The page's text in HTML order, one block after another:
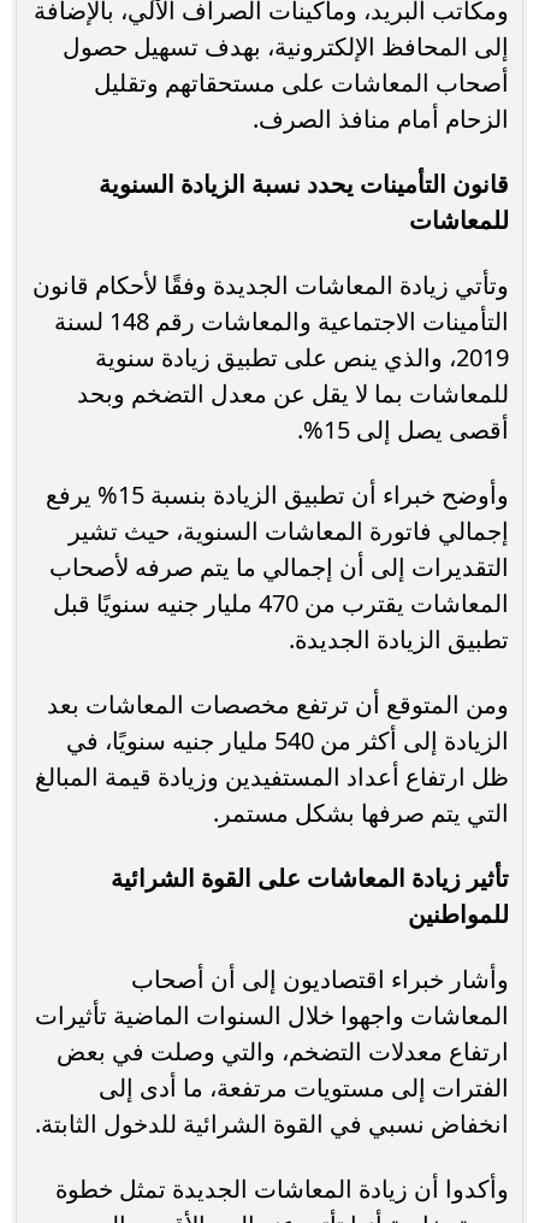
ومكاتب البريد، وماكينات الصراف الآلي، بالإضافة
إلى المحافظ الإلكترونية، بهدف تسهيل حصول
أصحاب المعاشات على مستحقاتهم وتقليل
الزحام أمام منافذ الصرف.
قانون التأمينات يحدد نسبة الزيادة السنوية
للمعاشات
وتأتي زيادة المعاشات الجديدة وفقًا لأحكام قانون
التأمينات الاجتماعية والمعاشات رقم 148 لسنة
2019، والذي ينص على تطبيق زيادة سنوية
للمعاشات بما لا يقل عن معدل التضخم وبحد
أقصى يصل إلى 15%.
وأوضح خبراء أن تطبيق الزيادة بنسبة 15% يرفع
إجمالي فاتورة المعاشات السنوية، حيث تشير
التقديرات إلى أن إجمالي ما يتم صرفه لأصحاب
المعاشات يقترب من 470 مليار جنيه سنويًا قبل
تطبيق الزيادة الجديدة.
ومن المتوقع أن ترتفع مخصصات المعاشات بعد
الزيادة إلى أكثر من 540 مليار جنيه سنويًا، في
ظل ارتفاع أعداد المستفيدين وزيادة قيمة المبالغ
التي يتم صرفها بشكل مستمر.
تأثير زيادة المعاشات على القوة الشرائية
للمواطنين
وأشار خبراء اقتصاديون إلى أن أصحاب
المعاشات واجهوا خلال السنوات الماضية تأثيرات
ارتفاع معدلات التضخم، والتي وصلت في بعض
الفترات إلى مستويات مرتفعة، ما أدى إلى
انخفاض نسبي في القوة الشرائية للدخول الثابتة.
وأكدوا أن زيادة المعاشات الجديدة تمثل خطوة